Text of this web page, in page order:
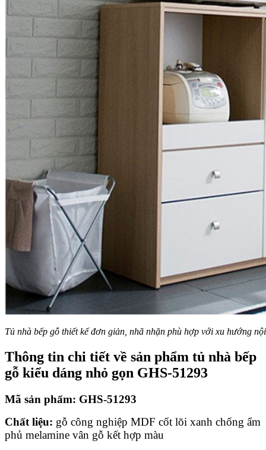
Tủ nhà bếp gỗ thiết kế đơn giản, nhã nhặn phù hợp với xu hướng
Thông tin chi tiết về sản phẩm tủ nhà bếp
gỗ kiểu dáng nhỏ gọn GHS-51293
Mã sản phẩm: GHS-51293
Chất liệu: gỗ công nghiệp MDF cốt lõi xanh chống ẩm
phủ melamine vân gỗ kết hợp màu